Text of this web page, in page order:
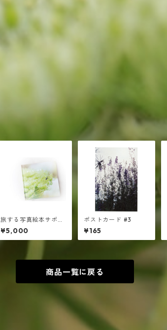
旅する写真絵本サポー
ト ￥5000
¥5,000
ポストカード #3
¥165
商品一覧に戻る